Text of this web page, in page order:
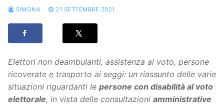
SIMONA 21 SETTEMBRE 2021
Elettori non deambulanti, assistenza al voto, persone
ricoverate e trasporto ai seggi: un riassunto delle varie
situazioni riguardanti le persone con disabilità al voto
elettorale, in vista delle consultazioni amministrative